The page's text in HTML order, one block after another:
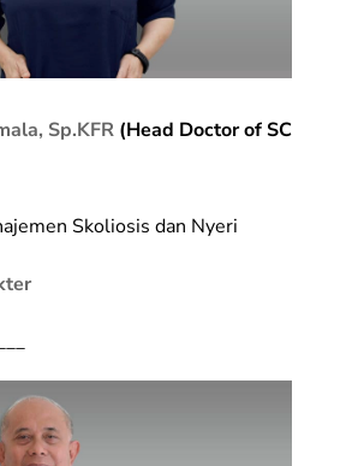
Sp.KFR(Head Doctor of SC
Skoliosis dan Nyeri